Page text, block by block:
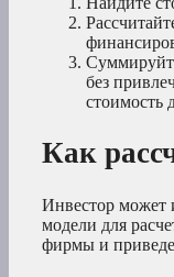
без
стоимость
Как
Инвестор может
модели для
фирмы и